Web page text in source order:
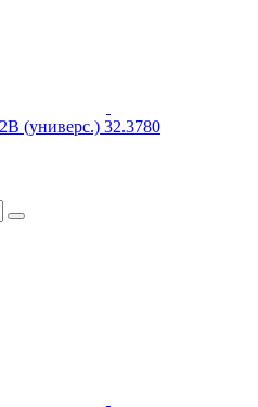
(универс.) 32.3780